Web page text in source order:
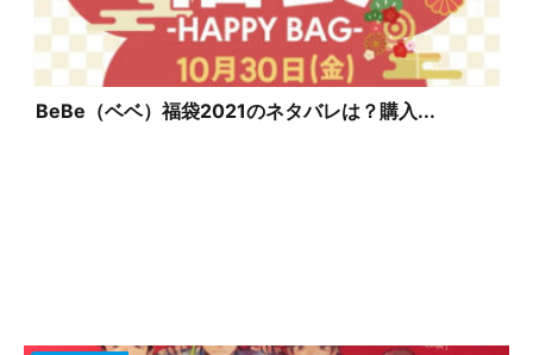
BeBe（ベベ）福袋2021のネタバレは？購入...